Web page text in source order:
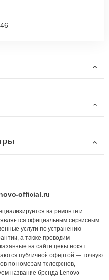
official.ru
на ремонте и
официальным сервисным
услуги по устранению
а также проводим
на сайте цены носят
публичной офертой — точную
по номерам телефонов,
название бренда Lenovo